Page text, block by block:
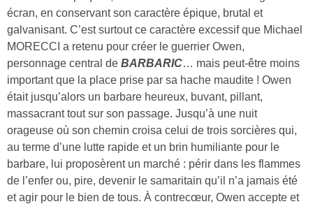
écran, en conservant son caractère épique, brutal et
galvanisant. C’est surtout ce caractère excessif que Michael
MORECCI a retenu pour créer le guerrier Owen,
personnage central de BARBARIC… mais peut-être moins
important que la place prise par sa hache maudite ! Owen
était jusqu’alors un barbare heureux, buvant, pillant,
massacrant tout sur son passage. Jusqu’à une nuit
orageuse où son chemin croisa celui de trois sorcières qui,
au terme d’une lutte rapide et un brin humiliante pour le
barbare, lui proposèrent un marché : périr dans les flammes
de l’enfer ou, pire, devenir le samaritain qu’il n’a jamais été
et agir pour le bien de tous. À contrecœur, Owen accepte et